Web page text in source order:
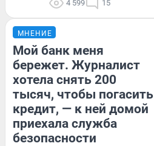
4 599 15
МНЕНИЕ
Мой банк меня
бережет. Журналист
хотела снять 200
тысяч, чтобы погасить
кредит, — к ней домой
приехала служба
безопасности